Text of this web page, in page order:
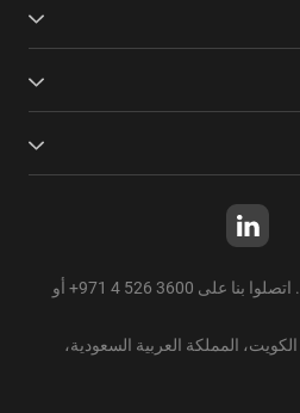
. اتصلوا بنا على +971 4 526 3600 أو
الكويت، المملكة العربية السعودية،